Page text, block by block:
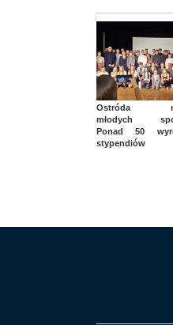
Ostróda
młodych
Ponad 50
stypendiów